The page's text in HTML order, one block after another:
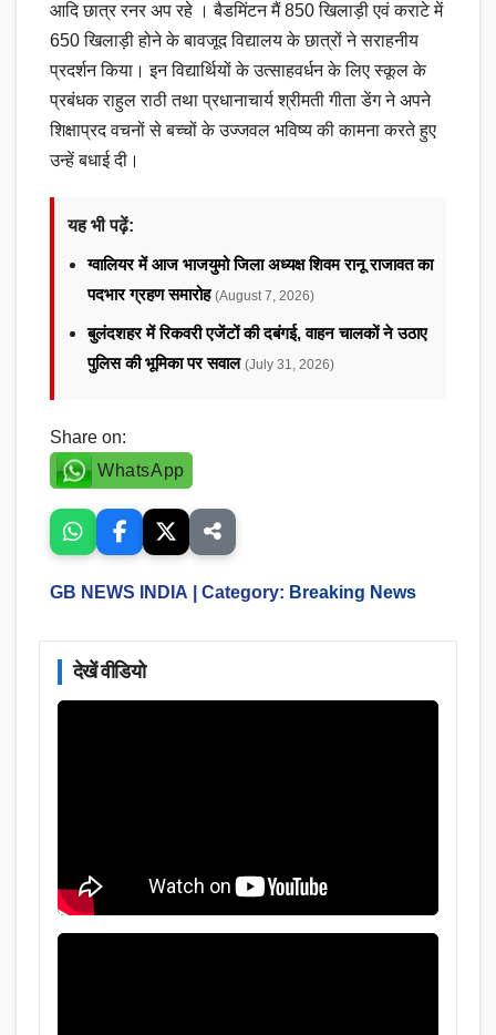
आदि छात्र रनर अप रहे । बैडमिंटन मैं 850 खिलाड़ी एवं कराटे में
650 खिलाड़ी होने के बावजूद विद्यालय के छात्रों ने सराहनीय
प्रदर्शन किया। इन विद्यार्थियों के उत्साहवर्धन के लिए स्कूल के
प्रबंधक राहुल राठी तथा प्रधानाचार्य श्रीमती गीता डेंग ने अपने
शिक्षाप्रद वचनों से बच्चों के उज्जवल भविष्य की कामना करते हुए
उन्हें बधाई दी।
यह भी पढ़ें:
ग्वालियर में आज भाजयुमो जिला अध्यक्ष शिवम रानू राजावत का
पदभार ग्रहण समारोह (August 7, 2026)
बुलंदशहर में रिकवरी एजेंटों की दबंगई, वाहन चालकों ने उठाए
पुलिस की भूमिका पर सवाल (July 31, 2026)
Share on:
WhatsApp
GB NEWS INDIA | Category: Breaking News
देखें वीडियो